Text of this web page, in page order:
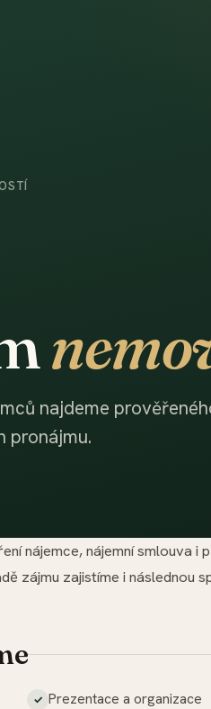
najdeme
pronájmu.
nájemce, nájemní smlouva
zájmu zajistíme i následnou
Prezentace a organizace